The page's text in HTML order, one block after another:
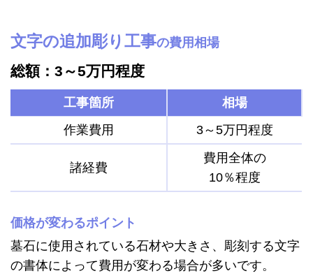
文字の追加彫り工事の費用相場
総額：3～5万円程度
工事箇所
相場
作業費用
3～5万円程度
諸経費
費用全体の
10％程度
価格が変わるポイント
墓石に使用されている石材や大きさ、彫刻する文字
の書体によって費用が変わる場合が多いです。